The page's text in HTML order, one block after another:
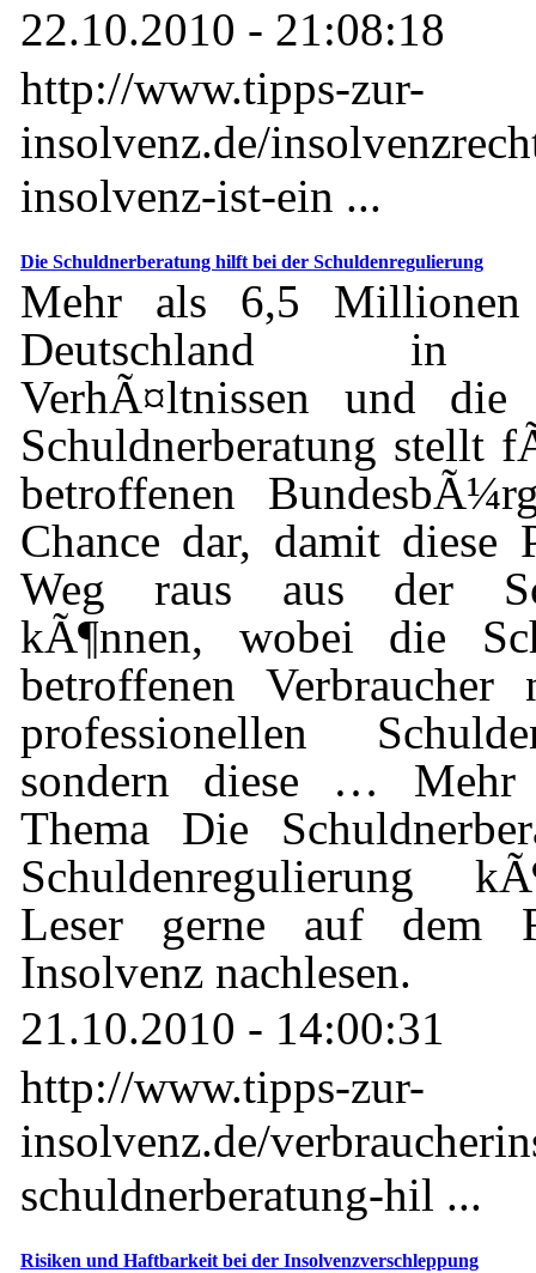
22.10.2010 - 21:08:18
http://www.tipps-zur-
insolvenz.de/
insolvenz-ist-ein ...
Die Schuldnerberatung hilft bei der Schuldenregulierung
Mehr als 6,5 Millionen
Deutschland in
VerhÃ¤ltnissen und die
Schuldnerberatung stellt
betroffenen
Chance dar, damit diese
Weg raus aus der
kÃ¶nnen, wobei die
betroffenen
professionellen
sondern diese … Mehr
Thema Die
Schuldenregulierung
Leser gerne auf dem
Insolvenz nachlesen.
21.10.2010 - 14:00:31
http://www.tipps-zur-
insolvenz.de/
schuldnerberatung-hil ...
Risiken und Haftbarkeit bei der Insolvenzverschleppung